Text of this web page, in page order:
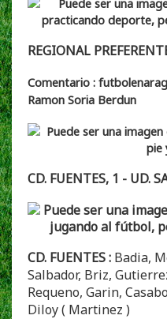
REGIONAL
Comentario :
Ramon Soria Berdun
CD. FUENTES, 1 - UD.
CD. FUENTES : Badia,
Salbador, Briz,
Requeno, Garin,
Diloy ( Martinez )